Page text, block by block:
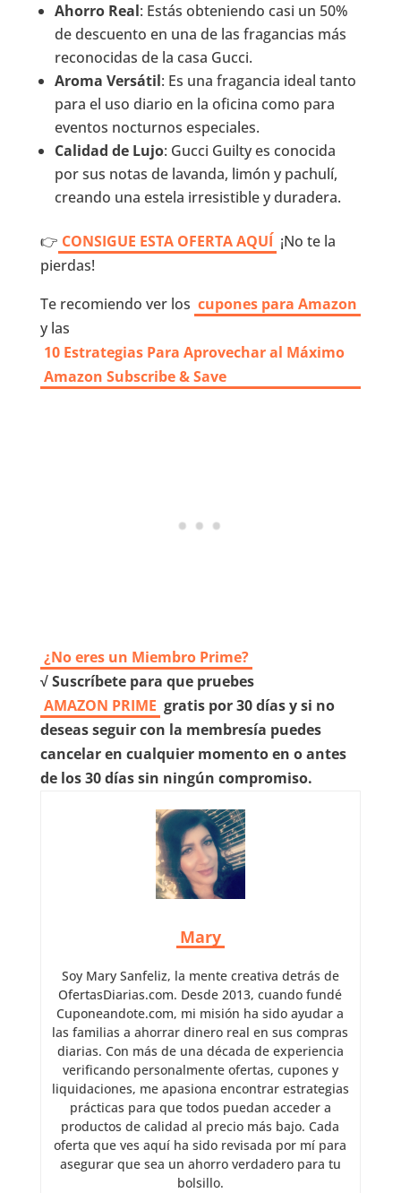
Ahorro Real: Estás obteniendo casi un 50%
de descuento en una de las fragancias más
reconocidas de la casa Gucci.
Aroma Versátil: Es una fragancia ideal tanto
para el uso diario en la oficina como para
eventos nocturnos especiales.
Calidad de Lujo: Gucci Guilty es conocida
por sus notas de lavanda, limón y pachulí,
creando una estela irresistible y duradera.
👉 CONSIGUE ESTA OFERTA AQUÍ ¡No te la
pierdas!
Te recomiendo ver los cupones para Amazon
y las
10 Estrategias Para Aprovechar al Máximo
Amazon Subscribe & Save
¿No eres un Miembro Prime?
√ Suscríbete para que pruebes
AMAZON PRIME gratis por 30 días y si no
deseas seguir con la membresía puedes
cancelar en cualquier momento en o antes
de los 30 días sin ningún compromiso.
Mary
Soy Mary Sanfeliz, la mente creativa detrás de
OfertasDiarias.com. Desde 2013, cuando fundé
Cuponeandote.com, mi misión ha sido ayudar a
las familias a ahorrar dinero real en sus compras
diarias. Con más de una década de experiencia
verificando personalmente ofertas, cupones y
liquidaciones, me apasiona encontrar estrategias
prácticas para que todos puedan acceder a
productos de calidad al precio más bajo. Cada
oferta que ves aquí ha sido revisada por mí para
asegurar que sea un ahorro verdadero para tu
bolsillo.